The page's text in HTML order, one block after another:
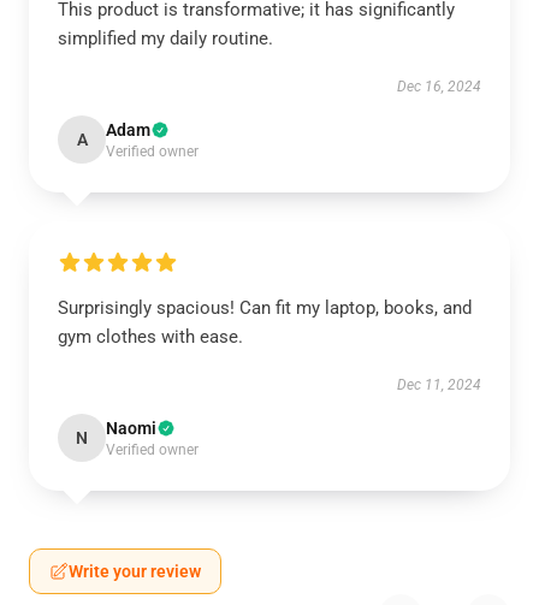
This product is transformative; it has significantly
simplified my daily routine.
Dec 16, 2024
A Adam
Verified owner
Surprisingly spacious! Can fit my laptop, books, and
gym clothes with ease.
Dec 11, 2024
N Naomi
Verified owner
Write your review